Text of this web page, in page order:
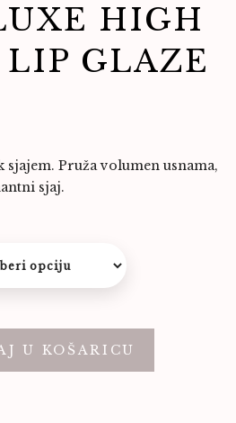
HIGH
GLAZE
sjajem. Pruža volumen usnama,
sjaj.
U KOŠARICU